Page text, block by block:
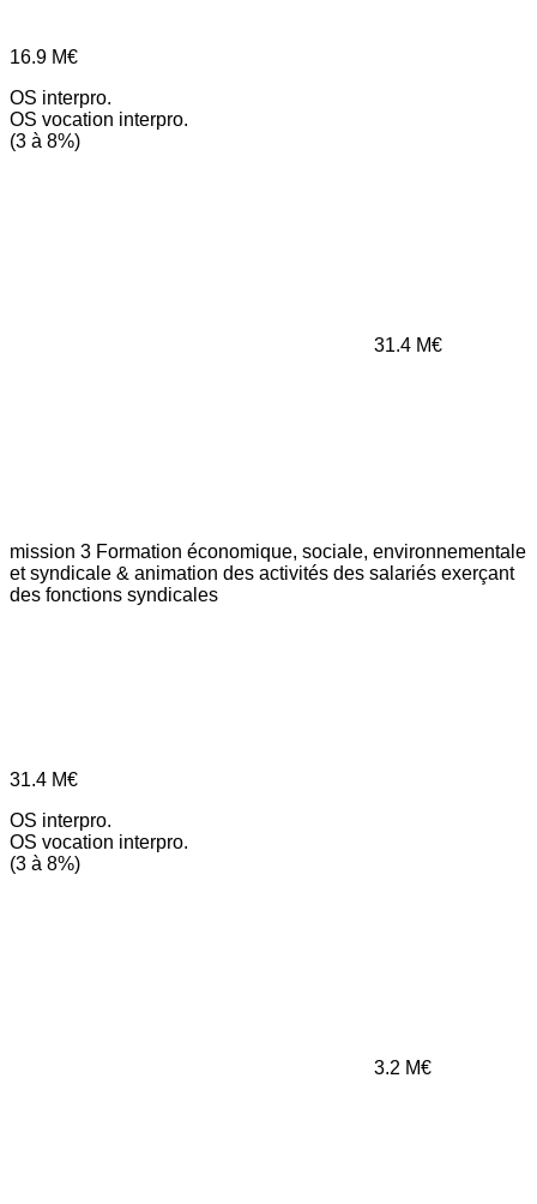
16.9 M€
OS interpro.
OS vocation interpro.
(3 à 8%)
31.4 M€
mission 3 Formation économique, sociale, environnementale
et syndicale & animation des activités des salariés exerçant
des fonctions syndicales
31.4 M€
OS interpro.
OS vocation interpro.
(3 à 8%)
3.2 M€